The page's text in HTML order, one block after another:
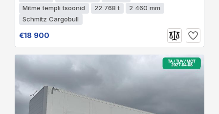
Mitme templi tsoonid
22 768 t
2 460 mm
Schmitz Cargobull
€18 900